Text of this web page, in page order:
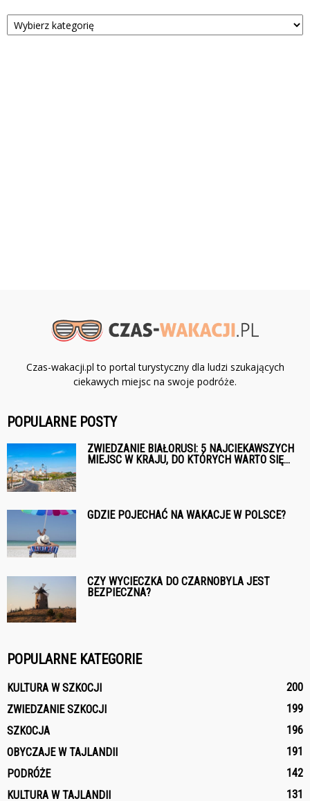
Kategorie
Czas-wakacji.pl to portal turystyczny dla ludzi szukających
ciekawych miejsc na swoje podróże.
POPULARNE POSTY
ZWIEDZANIE BIAŁORUSI: 5 NAJCIEKAWSZYCH
MIEJSC W KRAJU, DO KTÓRYCH WARTO SIĘ...
GDZIE POJECHAĆ NA WAKACJE W POLSCE?
CZY WYCIECZKA DO CZARNOBYLA JEST
BEZPIECZNA?
POPULARNE KATEGORIE
KULTURA W SZKOCJI
200
ZWIEDZANIE SZKOCJI
199
SZKOCJA
196
OBYCZAJE W TAJLANDII
191
PODRÓŻE
142
KULTURA W TAJLANDII
131